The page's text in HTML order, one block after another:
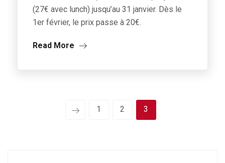
(27€ avec lunch) jusqu’au 31 janvier. Dès le
1er février, le prix passe à 20€.
Read More
1 2 3